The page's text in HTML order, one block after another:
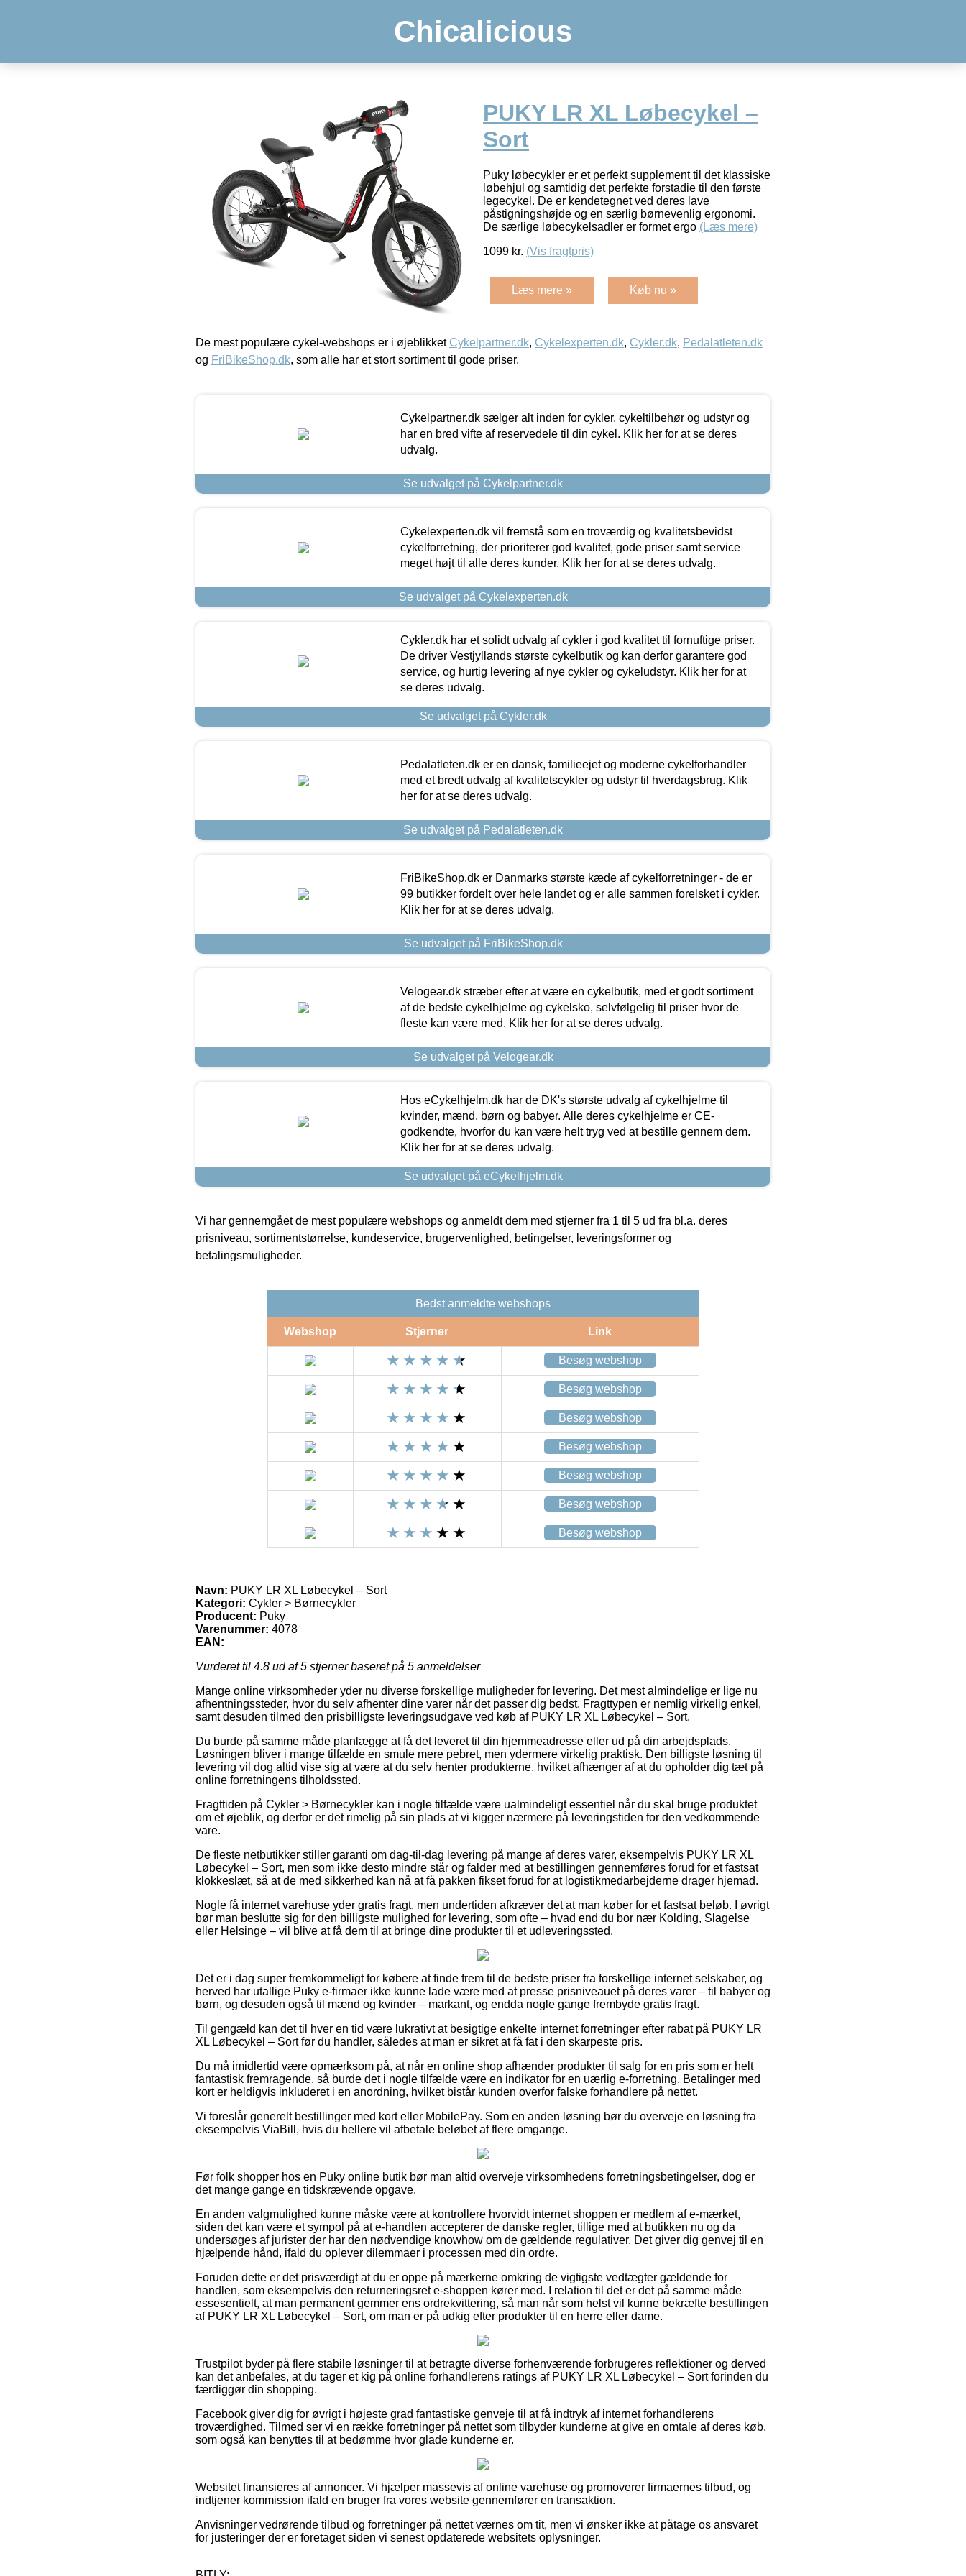
Chicalicious
PUKY LR XL Løbecykel –
Sort
Puky løbecykler er et perfekt supplement til det klassiske
løbehjul og samtidig det perfekte forstadie til den første
legecykel. De er kendetegnet ved deres lave
påstigningshøjde og en særlig børnevenlig ergonomi.
De særlige løbecykelsadler er formet ergo (Læs mere)
1099 kr. (Vis fragtpris)
Læs mere » Køb nu »
De mest populære cykel-webshops er i øjeblikket Cykelpartner.dk, Cykelexperten.dk, Cykler.dk, Pedalatleten.dk
og FriBikeShop.dk, som alle har et stort sortiment til gode priser.
Cykelpartner.dk sælger alt inden for cykler, cykeltilbehør og udstyr og
har en bred vifte af reservedele til din cykel. Klik her for at se deres
udvalg.
Se udvalget på Cykelpartner.dk
Cykelexperten.dk vil fremstå som en troværdig og kvalitetsbevidst
cykelforretning, der prioriterer god kvalitet, gode priser samt service
meget højt til alle deres kunder. Klik her for at se deres udvalg.
Se udvalget på Cykelexperten.dk
Cykler.dk har et solidt udvalg af cykler i god kvalitet til fornuftige priser.
De driver Vestjyllands største cykelbutik og kan derfor garantere god
service, og hurtig levering af nye cykler og cykeludstyr. Klik her for at
se deres udvalg.
Se udvalget på Cykler.dk
Pedalatleten.dk er en dansk, familieejet og moderne cykelforhandler
med et bredt udvalg af kvalitetscykler og udstyr til hverdagsbrug. Klik
her for at se deres udvalg.
Se udvalget på Pedalatleten.dk
FriBikeShop.dk er Danmarks største kæde af cykelforretninger - de er
99 butikker fordelt over hele landet og er alle sammen forelsket i cykler.
Klik her for at se deres udvalg.
Se udvalget på FriBikeShop.dk
Velogear.dk stræber efter at være en cykelbutik, med et godt sortiment
af de bedste cykelhjelme og cykelsko, selvfølgelig til priser hvor de
fleste kan være med. Klik her for at se deres udvalg.
Se udvalget på Velogear.dk
Hos eCykelhjelm.dk har de DK's største udvalg af cykelhjelme til
kvinder, mænd, børn og babyer. Alle deres cykelhjelme er CE-
godkendte, hvorfor du kan være helt tryg ved at bestille gennem dem.
Klik her for at se deres udvalg.
Se udvalget på eCykelhjelm.dk
Vi har gennemgået de mest populære webshops og anmeldt dem med stjerner fra 1 til 5 ud fra bl.a. deres
prisniveau, sortimentstørrelse, kundeservice, brugervenlighed, betingelser, leveringsformer og
betalingsmuligheder.
Bedst anmeldte webshops
Webshop Stjerner Link
Besøg webshop
Besøg webshop
Besøg webshop
Besøg webshop
Besøg webshop
Besøg webshop
Besøg webshop
Navn: PUKY LR XL Løbecykel – Sort
Kategori: Cykler > Børnecykler
Producent: Puky
Varenummer: 4078
EAN:
Vurderet til 4.8 ud af 5 stjerner baseret på 5 anmeldelser
Mange online virksomheder yder nu diverse forskellige muligheder for levering. Det mest almindelige er lige nu
afhentningssteder, hvor du selv afhenter dine varer når det passer dig bedst. Fragttypen er nemlig virkelig enkel,
samt desuden tilmed den prisbilligste leveringsudgave ved køb af PUKY LR XL Løbecykel – Sort.
Du burde på samme måde planlægge at få det leveret til din hjemmeadresse eller ud på din arbejdsplads.
Løsningen bliver i mange tilfælde en smule mere pebret, men ydermere virkelig praktisk. Den billigste løsning til
levering vil dog altid vise sig at være at du selv henter produkterne, hvilket afhænger af at du opholder dig tæt på
online forretningens tilholdssted.
Fragttiden på Cykler > Børnecykler kan i nogle tilfælde være ualmindeligt essentiel når du skal bruge produktet
om et øjeblik, og derfor er det rimelig på sin plads at vi kigger nærmere på leveringstiden for den vedkommende
vare.
De fleste netbutikker stiller garanti om dag-til-dag levering på mange af deres varer, eksempelvis PUKY LR XL
Løbecykel – Sort, men som ikke desto mindre står og falder med at bestillingen gennemføres forud for et fastsat
klokkeslæt, så at de med sikkerhed kan nå at få pakken fikset forud for at logistikmedarbejderne drager hjemad.
Nogle få internet varehuse yder gratis fragt, men undertiden afkræver det at man køber for et fastsat beløb. I øvrigt
bør man beslutte sig for den billigste mulighed for levering, som ofte – hvad end du bor nær Kolding, Slagelse
eller Helsinge – vil blive at få dem til at bringe dine produkter til et udleveringssted.
Det er i dag super fremkommeligt for købere at finde frem til de bedste priser fra forskellige internet selskaber, og
herved har utallige Puky e-firmaer ikke kunne lade være med at presse prisniveauet på deres varer – til babyer og
børn, og desuden også til mænd og kvinder – markant, og endda nogle gange frembyde gratis fragt.
Til gengæld kan det til hver en tid være lukrativt at besigtige enkelte internet forretninger efter rabat på PUKY LR
XL Løbecykel – Sort før du handler, således at man er sikret at få fat i den skarpeste pris.
Du må imidlertid være opmærksom på, at når en online shop afhænder produkter til salg for en pris som er helt
fantastisk fremragende, så burde det i nogle tilfælde være en indikator for en uærlig e-forretning. Betalinger med
kort er heldigvis inkluderet i en anordning, hvilket bistår kunden overfor falske forhandlere på nettet.
Vi foreslår generelt bestillinger med kort eller MobilePay. Som en anden løsning bør du overveje en løsning fra
eksempelvis ViaBill, hvis du hellere vil afbetale beløbet af flere omgange.
Før folk shopper hos en Puky online butik bør man altid overveje virksomhedens forretningsbetingelser, dog er
det mange gange en tidskrævende opgave.
En anden valgmulighed kunne måske være at kontrollere hvorvidt internet shoppen er medlem af e-mærket,
siden det kan være et sympol på at e-handlen accepterer de danske regler, tillige med at butikken nu og da
undersøges af jurister der har den nødvendige knowhow om de gældende regulativer. Det giver dig genvej til en
hjælpende hånd, ifald du oplever dilemmaer i processen med din ordre.
Foruden dette er det prisværdigt at du er oppe på mærkerne omkring de vigtigste vedtægter gældende for
handlen, som eksempelvis den returneringsret e-shoppen kører med. I relation til det er det på samme måde
essesentielt, at man permanent gemmer ens ordrekvittering, så man når som helst vil kunne bekræfte bestillingen
af PUKY LR XL Løbecykel – Sort, om man er på udkig efter produkter til en herre eller dame.
Trustpilot byder på flere stabile løsninger til at betragte diverse forhenværende forbrugeres reflektioner og derved
kan det anbefales, at du tager et kig på online forhandlerens ratings af PUKY LR XL Løbecykel – Sort forinden du
færdiggør din shopping.
Facebook giver dig for øvrigt i højeste grad fantastiske genveje til at få indtryk af internet forhandlerens
troværdighed. Tilmed ser vi en række forretninger på nettet som tilbyder kunderne at give en omtale af deres køb,
som også kan benyttes til at bedømme hvor glade kunderne er.
Websitet finansieres af annoncer. Vi hjælper massevis af online varehuse og promoverer firmaernes tilbud, og
indtjener kommission ifald en bruger fra vores website gennemfører en transaktion.
Anvisninger vedrørende tilbud og forretninger på nettet værnes om tit, men vi ønsker ikke at påtage os ansvaret
for justeringer der er foretaget siden vi senest opdaterede websitets oplysninger.